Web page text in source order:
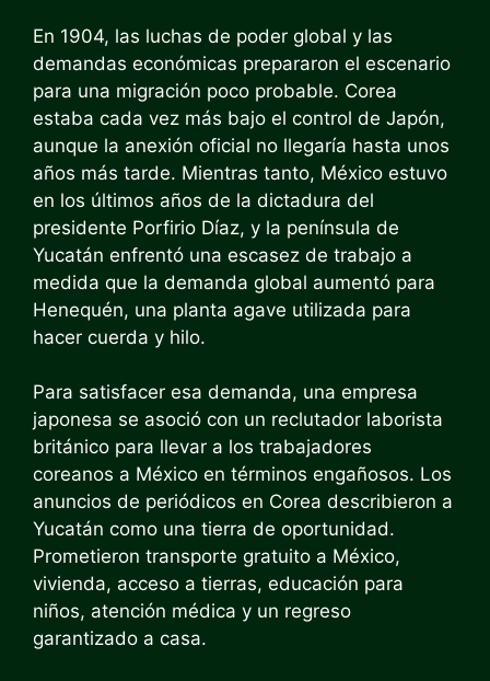
En 1904, las luchas de poder global y las
demandas económicas prepararon el escenario
para una migración poco probable. Corea
estaba cada vez más bajo el control de Japón,
aunque la anexión oficial no llegaría hasta unos
años más tarde. Mientras tanto, México estuvo
en los últimos años de la dictadura del
presidente Porfirio Díaz, y la península de
Yucatán enfrentó una escasez de trabajo a
medida que la demanda global aumentó para
Henequén, una planta agave utilizada para
hacer cuerda y hilo.
Para satisfacer esa demanda, una empresa
japonesa se asoció con un reclutador laborista
británico para llevar a los trabajadores
coreanos a México en términos engañosos. Los
anuncios de periódicos en Corea describieron a
Yucatán como una tierra de oportunidad.
Prometieron transporte gratuito a México,
vivienda, acceso a tierras, educación para
niños, atención médica y un regreso
garantizado a casa.